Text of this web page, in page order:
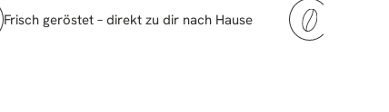
Frisch geröstet – direkt zu dir nach Hause